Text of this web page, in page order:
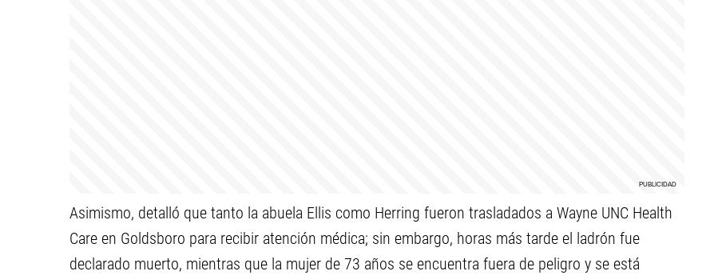
Asimismo, detalló que tanto la abuela Ellis como Herring fueron trasladados a Wayne UNC Health
Care en Goldsboro para recibir atención médica; sin embargo, horas más tarde el ladrón fue
declarado muerto, mientras que la mujer de 73 años se encuentra fuera de peligro y se está